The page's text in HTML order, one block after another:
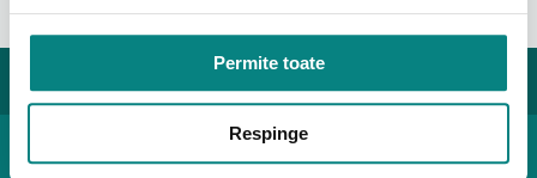
Permite toate
Respinge
Produse pediatrice